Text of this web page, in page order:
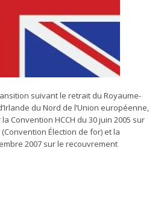
suivant le retrait du Royaume-
du Nord de l’Union européenne,
Convention HCCH du 30 juin 2005 sur
Élection de for) et la
2007 sur le recouvrement